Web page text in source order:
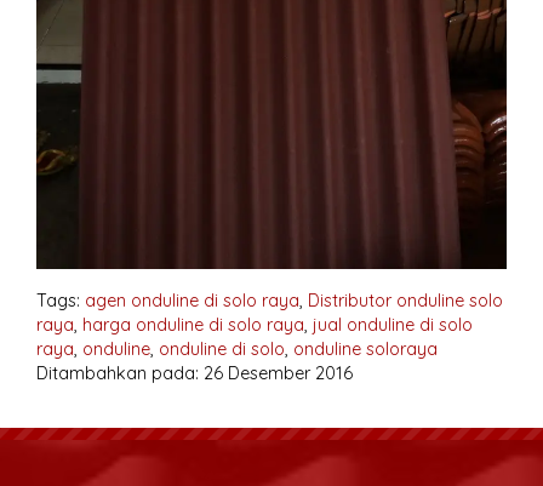
Tags: agen onduline di solo raya, Distributor onduline solo
raya, harga onduline di solo raya, jual onduline di solo
raya, onduline, onduline di solo, onduline soloraya
Ditambahkan pada: 26 Desember 2016